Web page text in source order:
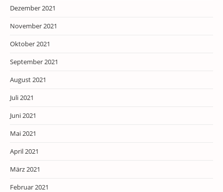
Dezember 2021
November 2021
Oktober 2021
September 2021
August 2021
Juli 2021
Juni 2021
Mai 2021
April 2021
März 2021
Februar 2021